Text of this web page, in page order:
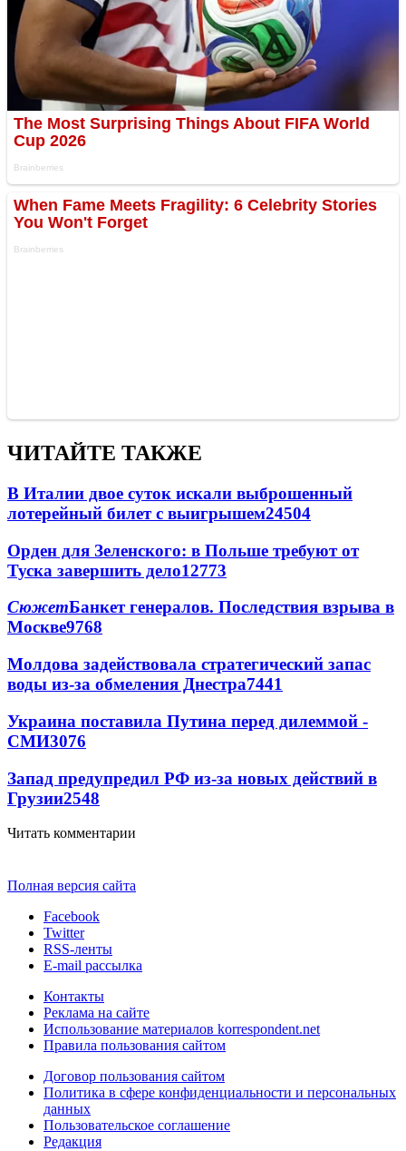
ЧИТАЙТЕ ТАКЖЕ
В Италии двое суток искали выброшенный
лотерейный билет с выигрышем24504
Орден для Зеленского: в Польше требуют от
Туска завершить дело12773
СюжетБанкет генералов. Последствия взрыва в
Москве9768
Молдова задействовала стратегический запас
воды из-за обмеления Днестра7441
Украина поставила Путина перед дилеммой -
СМИ3076
Запад предупредил РФ из-за новых действий в
Грузии2548
Читать комментарии
Полная версия сайта
Facebook
Twitter
RSS-ленты
E-mail рассылка
Контакты
Реклама на сайте
Использование материалов korrespondent.net
Правила пользования сайтом
Договор пользования сайтом
Политика в сфере конфиденциальности и персональных
данных
Пользовательское соглашение
Редакция